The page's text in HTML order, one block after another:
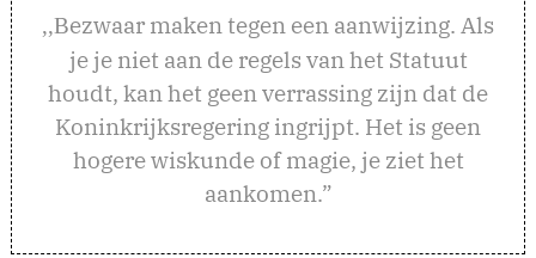
,,Bezwaar maken tegen een aanwijzing. Als
je je niet aan de regels van het Statuut
houdt, kan het geen verrassing zijn dat de
Koninkrijksregering ingrijpt. Het is geen
hogere wiskunde of magie, je ziet het
aankomen.”